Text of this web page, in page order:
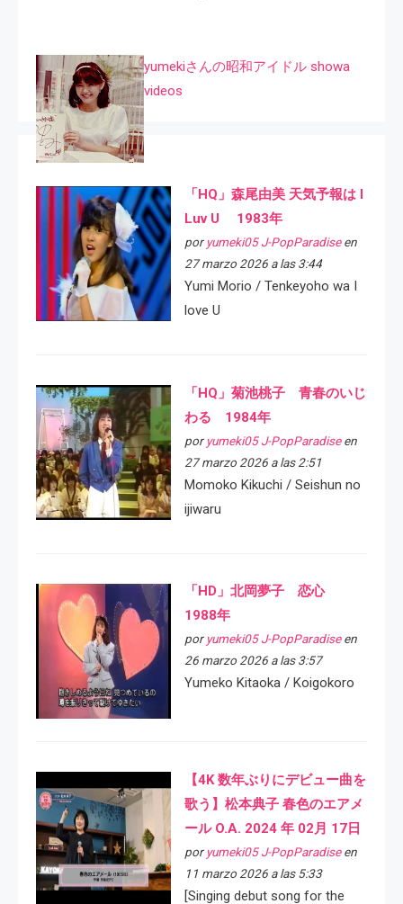
yumekiさんの昭和アイドル showa
videos
「HQ」森尾由美 天気予報は I
Luv U 1983年
por yumeki05 J-PopParadiseen
27 marzo 2026 a las 3:44
Yumi Morio / Tenkeyoho wa I
love U
「HQ」菊池桃子 青春のいじ
わる 1984年
por yumeki05 J-PopParadiseen
27 marzo 2026 a las 2:51
Momoko Kikuchi / Seishun no
ijiwaru
「HD」北岡夢子 恋心
1988年
por yumeki05 J-PopParadiseen
26 marzo 2026 a las 3:57
Yumeko Kitaoka / Koigokoro
【4K 数年ぶりにデビュー曲を
歌う】松本典子 春色のエアメ
ール O.A. 2024 年 02月 17日
por yumeki05 J-PopParadiseen
11 marzo 2026 a las 5:33
[Singing debut song for the